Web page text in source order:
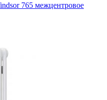
765 межцентровое